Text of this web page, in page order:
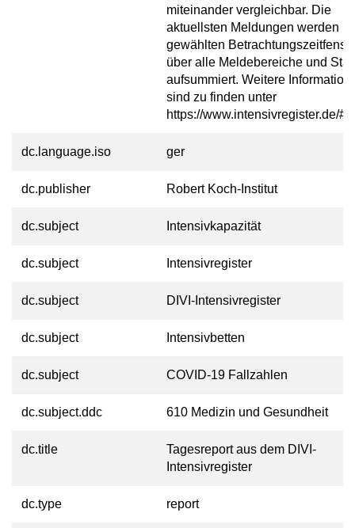
miteinander vergleichbar. Die
aktuellsten Meldungen werden im
gewählten
über alle Meldebereiche und
aufsummiert. Weitere
sind zu finden unter
https://www.intensivregister.de/#/
dc.language.iso ger
dc.publisher Robert Koch-Institut
dc.subject Intensivkapazität
dc.subject Intensivregister
dc.subject DIVI-Intensivregister
dc.subject Intensivbetten
dc.subject COVID-19 Fallzahlen
dc.subject.ddc 610 Medizin und Gesundheit
dc.title
Tagesreport aus dem DIVI-
Intensivregister
dc.type report